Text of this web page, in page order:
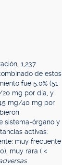
1,237
de estos
fue 5.0% (51
20 mg por día, y
mg/40 mg por
sistema-órgano y
activas:
muy frecuente
muy rara ( <